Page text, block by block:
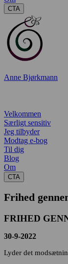
CTA
Anne Bjørkmann
Velkommen
Særligt sensitiv
Jeg tilbyder
Modtag e-bog
Til dig
Blog
Om
CTA
Frihed
FRIHED
30-9-2022
Lyder det